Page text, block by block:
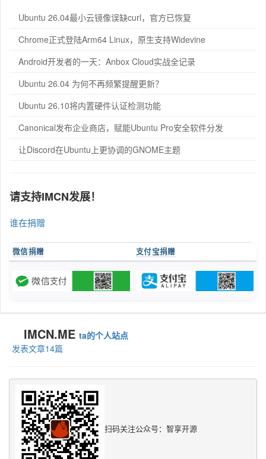
Ubuntu 26.04最小云镜像误缺curl，官方已恢复
Chrome正式登陆Arm64 Linux，原生支持Widevine
Android开发者的一天：Anbox Cloud实战全记录
Ubuntu 26.04 为何不再频繁提醒更新？
Ubuntu 26.10将内置硬件认证检测功能
Canonical发布企业商店，赋能Ubuntu Pro安全软件分发
让Discord在Ubuntu上更协调的GNOME主题
请支持IMCN发展！
谁在捐赠
微信捐赠 支付宝捐赠
IMCN.ME ta的个人站点
发表文章14篇
扫码关注公众号：智享开源